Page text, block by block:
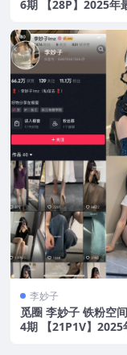
6期 【28P】2025年
李妙子
觅圈 李妙子 铁粉空
4期 【21P1V】2025